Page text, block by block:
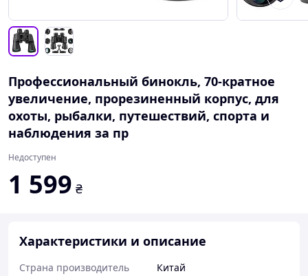
Профессиональный бинокль, 70-кратное
увеличение, прорезиненный корпус, для
охоты, рыбалки, путешествий, спорта и
наблюдения за пр
Недоступен
1 599 ₴
Характеристики и описание
Страна производитель
Китай